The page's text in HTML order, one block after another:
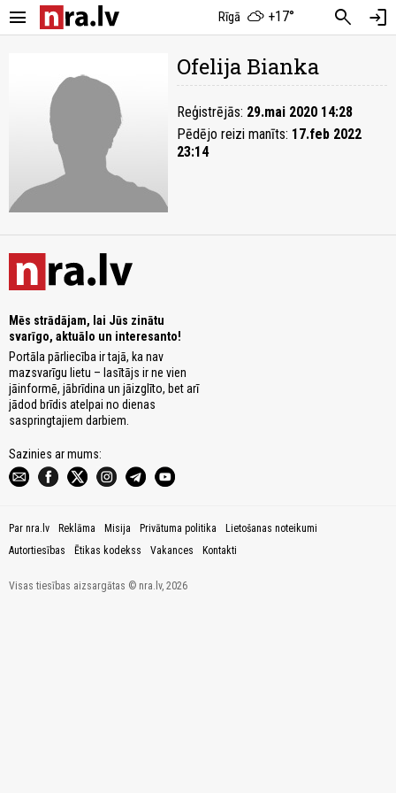
menu Rīgā +17° search login
Ofelija Bianka
Reģistrējās: 29.mai 2020 14:28
Pēdējo reizi manīts: 17.feb 2022
23:14
Mēs strādājam, lai Jūs zinātu
svarīgo, aktuālo un interesanto!
Portāla pārliecība ir tajā, ka nav
mazsvarīgu lietu – lasītājs ir ne vien
jāinformē, jābrīdina un jāizglīto, bet arī
jādod brīdis atelpai no dienas
saspringtajiem darbiem.
Sazinies ar mums:
Par nra.lv Reklāma Misija Privātuma politika
Lietošanas noteikumi
Autortiesības
Ētikas kodekss Vakances Kontakti
Visas tiesības aizsargātas © nra.lv, 2026